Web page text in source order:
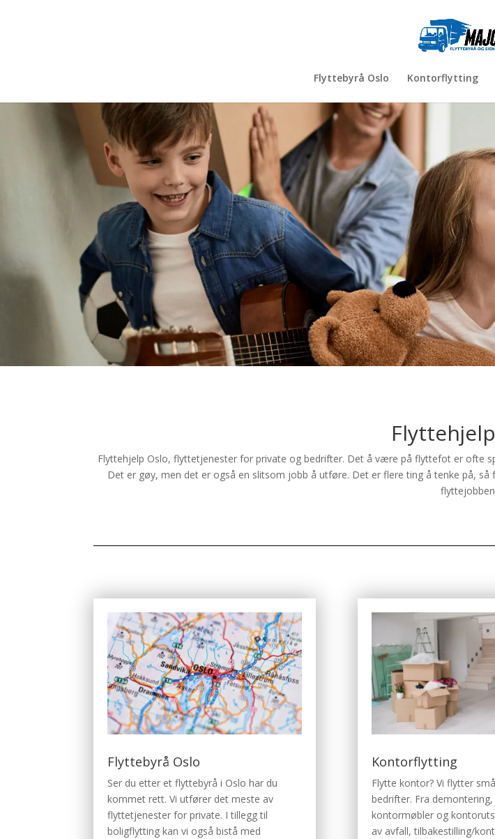
Flyttebyrå Oslo Kontorflytting
Flyttehjelp Oslo, flyttetjenester for private og bedrifter. Det å være på flyttefot er ofte
Det er gøy, men det er også en slitsom jobb å utføre. Det er flere ting å tenke på,
Flyttebyrå Oslo
Ser du etter et flyttebyrå i Oslo har du
kommet rett. Vi utfører det meste av
flyttetjenester for private. I tillegg til
boligflytting kan vi også bistå med
Kontorflytting
Flytte kontor? Vi flytter
bedrifter. Fra
kontormøbler og
av avfall, tilbakestilling/